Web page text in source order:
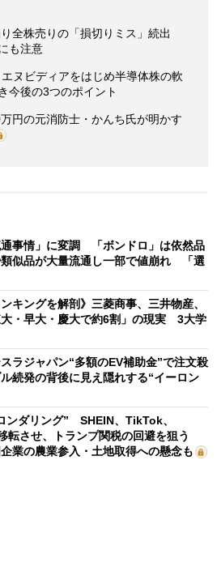
り全株売りの「損切りミス」続出
も注意
ヌビディアをはじめ半導体株の軟
今後の3つのポイント
円の元消防士・かんち氏が明かす
事情」に変調 「ボンドロ」は依然品
似品が大量流通し一部で値崩れ 「選
キングを解剖》三菱商事、三井物産、
・早大・慶大で約6割」の現実 3大学
ラジャパン“多額のEV補助金”で注文殺
続発の背後に見え隠れする“イーロン
ンダリング” SHEIN、TikTok、
転させ、トランプ関税の回避を狙う
業の農業参入・土地取得への懸念も